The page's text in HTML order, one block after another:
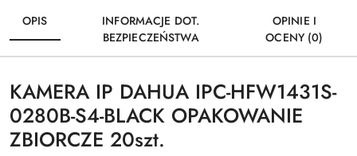
OPIS
INFORMACJE DOT.
BEZPIECZEŃSTWA
OPINIE I
OCENY (0)
KAMERA IP DAHUA IPC-HFW1431S-
0280B-S4-BLACK OPAKOWANIE
ZBIORCZE 20szt.